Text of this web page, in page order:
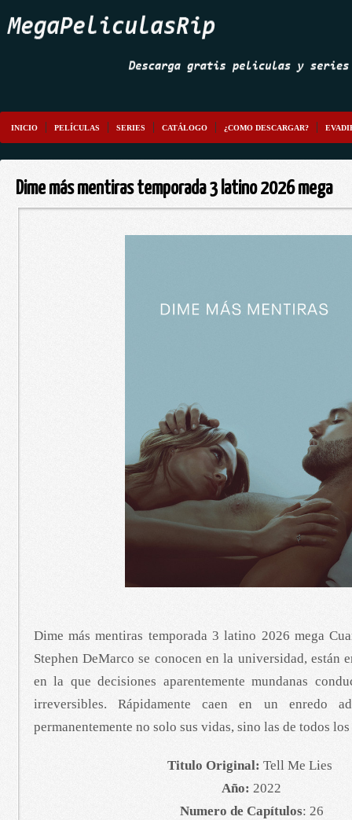
INICIO PELÍCULAS SERIES CATÁLOGO ¿COMO DESCARGAR?
Dime más mentiras temporada 3 latino 2026 mega
Dime más mentiras temporada 3 latino 2026 mega
Stephen DeMarco se conocen en la universidad, están
en la que decisiones aparentemente mundanas
irreversibles. Rápidamente caen en un enredo
permanentemente no solo sus vidas, sino las de todos
Titulo Original: Tell Me Lies
Año: 2022
Numero de Capítulos: 26